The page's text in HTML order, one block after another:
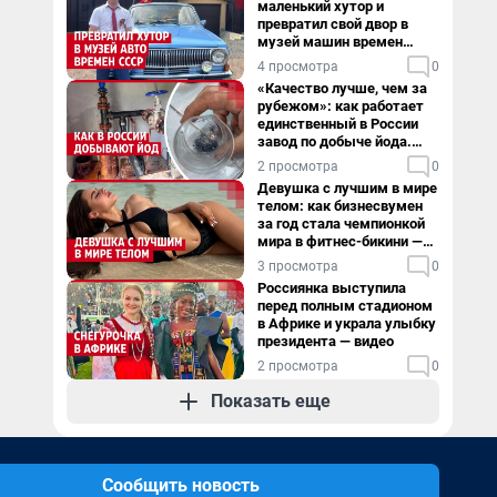
маленький хутор и
превратил свой двор в
музей машин времен
СССР. Видео
4 просмотра 0
«Качество лучше, чем за
рубежом»: как работает
единственный в России
завод по добыче йода.
Видео
2 просмотра 0
Девушка с лучшим в мире
телом: как бизнесвумен
за год стала чемпионкой
мира в фитнес-бикини —
видео
3 просмотра 0
Россиянка выступила
перед полным стадионом
в Африке и украла улыбку
президента — видео
2 просмотра 0
Показать еще
Сообщить новость